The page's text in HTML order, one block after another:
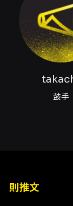
注意事項
- 退換票機
方案二。
請退換票
5% 手續
請。詳細
票務注意
透過不明
合照環節
鼓手
則推文